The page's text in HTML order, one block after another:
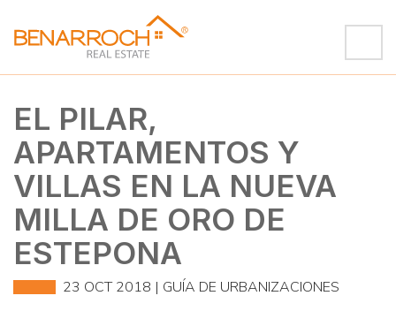
EL PILAR,
APARTAMENTOS Y
VILLAS EN LA NUEVA
MILLA DE ORO DE
ESTEPONA
23 OCT 2018 | GUÍA DE URBANIZACIONES